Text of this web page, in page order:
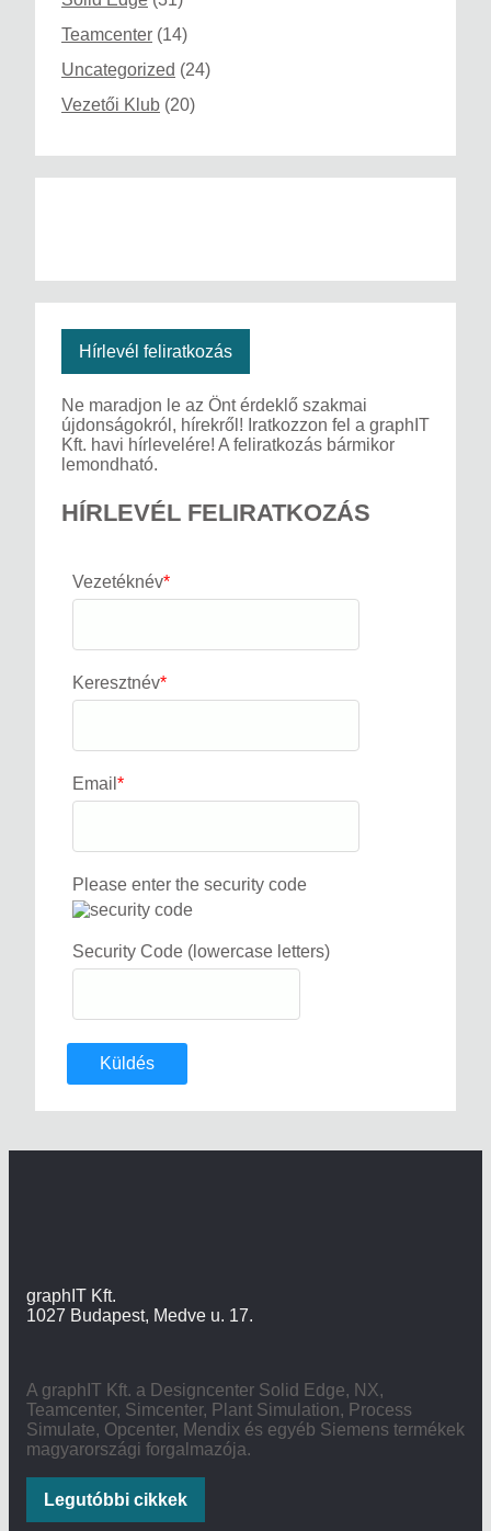
Teamcenter (14)
Uncategorized (24)
Vezetői Klub (20)
Hírlevél feliratkozás
Ne maradjon le az Önt érdeklő szakmai
újdonságokról, hírekről! Iratkozzon fel a graphIT
Kft. havi hírlevelére! A feliratkozás bármikor
lemondható.
HÍRLEVÉL FELIRATKOZÁS
Vezetéknév*
Keresztnév*
Email *
Please enter the security code
Security Code (lowercase letters)
Küldés
graphIT Kft.
1027 Budapest, Medve u. 17.
A graphIT Kft. a Designcenter Solid Edge, NX,
Teamcenter, Simcenter, Plant Simulation, Process
Simulate, Opcenter, Mendix és egyéb Siemens termékek
magyarországi forgalmazója.
Legutóbbi cikkek